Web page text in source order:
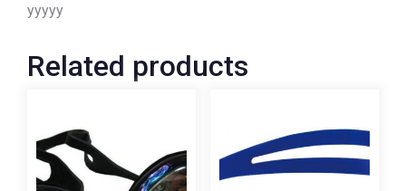
yyyyy
Related products